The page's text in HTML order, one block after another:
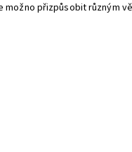
přizpůsobit různým